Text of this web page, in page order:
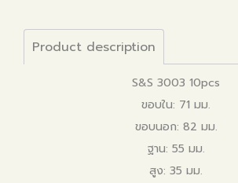
Product description
S&S 3003 10pcs
ขอบใน: 71 มม.
ขอบนอก: 82 มม.
ฐาน: 55 มม.
สูง: 35 มม.